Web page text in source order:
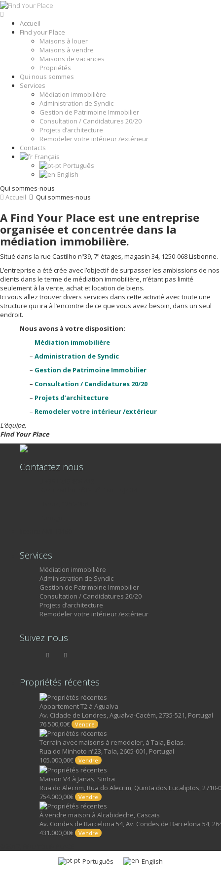
Accueil
Find your Place
Maisons à louer
Maisons à vendre
Maisons de vacances
Propriétés
Qui nous sommes
Services
Médiation immobilière
Administration de Syndic
Gestion de Patrimoine Immobilier
Consultation / Candidatures 20/20
Projets d’architecture
Remodeler votre intérieur /extérieur
Contacts
Français
Português
English
Qui sommes-nous
Accueil
Qui sommes-nous
A Find Your Place est une entreprise
organisée et concentrée dans la
médiation immobilière.
Situé dans la rue Castilho nº39, 7º étages, magasin 34, 1250-068 Lisbonne.
L’entreprise a été crée avec l’objectif de surpasser les ambissions de nos
clients dans le terme de médiation immobilière, n’étant pas limité
seulement à la vente, achat et location de biens.
Ici vous allez trouver divers services dans cette activité avec toute une
structure qui ira à l’encontre de ce que vous avez besoin, dans un seul
endroit.
Nous avons à votre disposition:
– Médiation immobilière
– Administration de Syndic
– Gestion de Patrimoine Immobilier
– Consultation / Candidatures 20/20
– Projets d’architecture
– Remodeler votre intérieur /extérieur
L’équipe,
Find Your Place
Contactez nous
Services
Médiation immobilière
Administration de Syndic
Gestion de Patrimoine Immobilier
Consultation / Candidatures 20/20
Projets d’architecture
Remodeler votre intérieur /extérieur
Suivez nous
Propriétés récentes
Appartement T2 à Agualva
Av. Cidade de Londres, Agualva-Cacém, 2735-521, Portugal
76.500,00€
Vendre
Terrain avec maisons à remodeler, à Tala, Belas.
Rua do Minhoto nº23, Tala, 2605-001, Portugal
105.000,00€
Vendre
Maison V4 à Janas, Sintra
Rua do Alecrim, Rua do Alecrim, Quinta dos Eucaliptos, 2710-
754.000,00€
Vendre
À vendre maison à Alcabideche, Cascais
Av. Condes de Barcelona 54, Av. Condes de Barcelona 54,
431.000,00€
Vendre
Português
English